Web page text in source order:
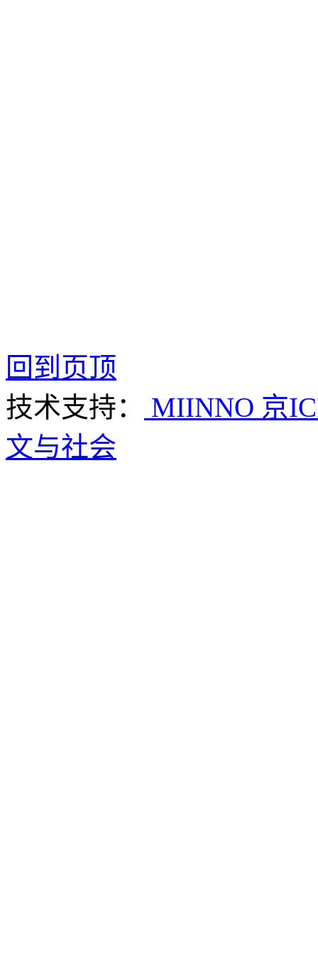
回到页顶
技术支持：
MIINNO 京
文与社会